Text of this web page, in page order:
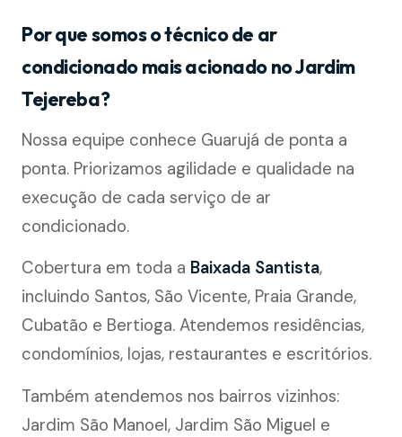
Por que somos o técnico de ar
condicionado mais acionado no Jardim
Tejereba?
Nossa equipe conhece Guarujá de ponta a
ponta. Priorizamos agilidade e qualidade na
execução de cada serviço de ar
condicionado.
Cobertura em toda a Baixada Santista,
incluindo Santos, São Vicente, Praia Grande,
Cubatão e Bertioga. Atendemos residências,
condomínios, lojas, restaurantes e escritórios.
Também atendemos nos bairros vizinhos:
Jardim São Manoel, Jardim São Miguel e